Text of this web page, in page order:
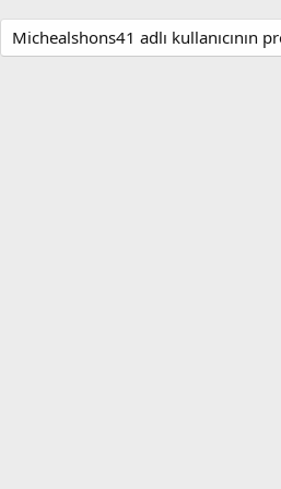
Michealshons41 adlı kullanıcının